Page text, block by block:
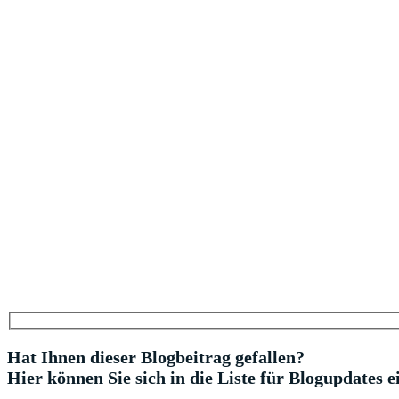
Hat Ihnen dieser Blogbeitrag gefallen?
Hier können Sie sich in die Liste für Blogupdates